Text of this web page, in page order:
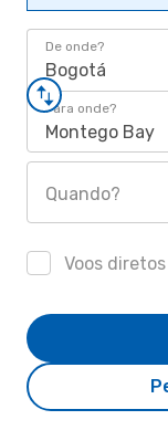
De onde?
Bogotá
Para onde?
Montego Bay
Quando?
Voos diretos